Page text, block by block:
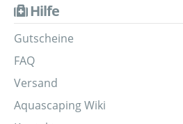
Hilfe
Gutscheine
FAQ
Versand
Aquascaping Wiki